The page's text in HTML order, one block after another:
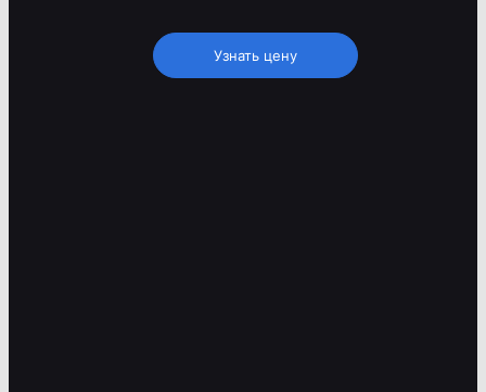
Узнать цену